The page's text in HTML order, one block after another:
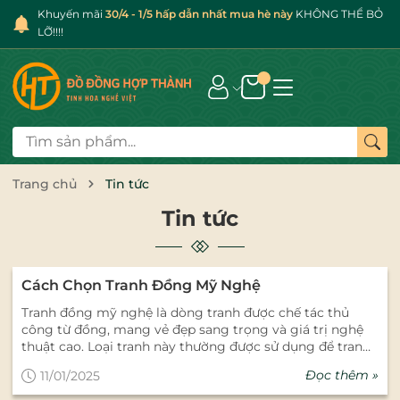
Khuyến mãi 30/4 - 1/5 hấp dẫn nhất mua hè này KHÔNG THỂ BỎ
LỠ!!!!
Trang chủ Tin tức
Tin tức
Cách Chọn Tranh Đồng Mỹ Nghệ
Tranh đồng mỹ nghệ là dòng tranh được chế tác thủ
công từ đồng, mang vẻ đẹp sang trọng và giá trị nghệ
thuật cao. Loại tranh này thường được sử dụng để trang
trong các dịp đặc biệt. Để chọn được bức tranh đồng mỹ
11/01/2025 Đọc thêm »